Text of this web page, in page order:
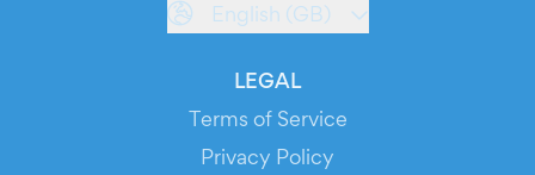
English (GB)
LEGAL
Terms of Service
Privacy Policy